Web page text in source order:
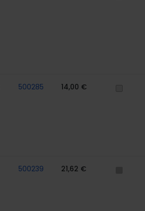
500285 14,00 €
500239 21,62 €